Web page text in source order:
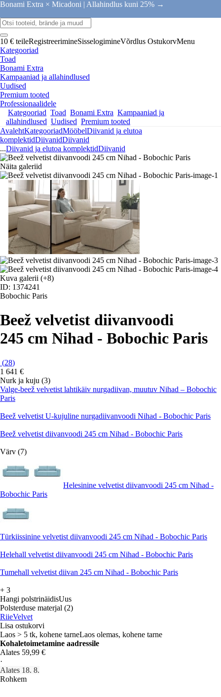
Bonami Extra × Micadoni | Allahindlus kuni 25% →
10 € teileRegistreerimineSisselogimineVõrdlus OstukorvMenu
Kategooriad
Toad
Bonami Extra
Kampaaniad ja allahindlused
Uudised
Premium tooted
Professionaalidele
Kategooriad Toad Bonami Extra Kampaaniad ja
allahindlused Uudised Premium tooted
AvalehtKategooriadMööbelDiivanid ja elutoa
komplektidDiivanidDiivanid
...Diivanid ja elutoa komplektidDiivanid
Näita galeriid
Kuva galerii (+8)
ID: 1374241
Bobochic Paris
Beež velvetist diivanvoodi
245 cm Nihad - Bobochic Paris
(28)
1 641 €
Nurk ja kuju (3)
Valge-beež velvetist lahtikäiv nurgadiivan, muutuv Nihad – Bobochic
Paris
Beež velvetist U-kujuline nurgadiivanvoodi Nihad - Bobochic Paris
Beež velvetist diivanvoodi 245 cm Nihad - Bobochic Paris
Värv (7)
Helesinine velvetist diivanvoodi 245 cm Nihad -
Bobochic Paris
Türkiissinine velvetist diivanvoodi 245 cm Nihad - Bobochic Paris
Helehall velvetist diivanvoodi 245 cm Nihad - Bobochic Paris
Tumehall velvetist diivan 245 cm Nihad - Bobochic Paris
+ 3
Hangi polstrinäidisUus
Polsterduse materjal (2)
RiieVelvet
Lisa ostukorvi
Laos > 5 tk, kohene tarneLaos olemas, kohene tarne
Kohaletoimetamine aadressile
Alates 59,99 €
·
Alates 18. 8.
Rohkem